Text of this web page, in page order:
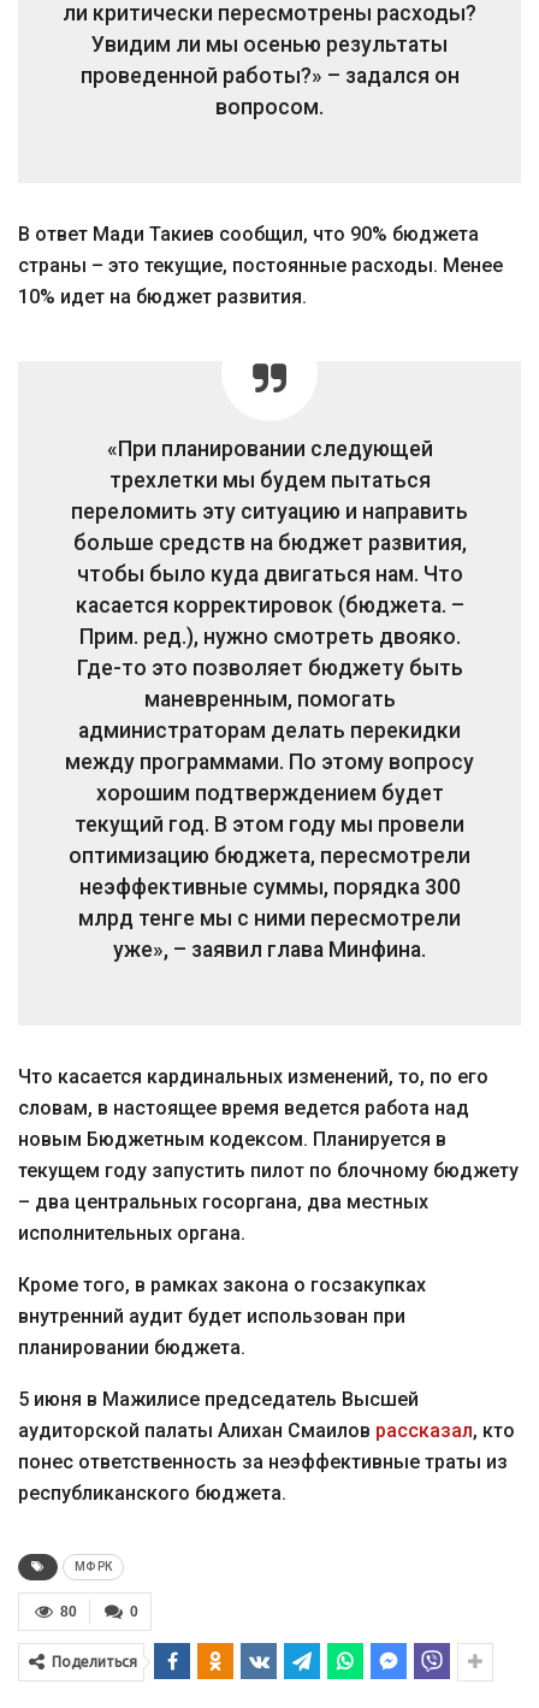
ли критически пересмотрены расходы?
Увидим ли мы осенью результаты
проведенной работы?» – задался он
вопросом.
В ответ Мади Такиев сообщил, что 90% бюджета
страны – это текущие, постоянные расходы. Менее
10% идет на бюджет развития.
«При планировании следующей
трехлетки мы будем пытаться
переломить эту ситуацию и направить
больше средств на бюджет развития,
чтобы было куда двигаться нам. Что
касается корректировок (бюджета. –
Прим. ред.), нужно смотреть двояко.
Где-то это позволяет бюджету быть
маневренным, помогать
администраторам делать перекидки
между программами. По этому вопросу
хорошим подтверждением будет
текущий год. В этом году мы провели
оптимизацию бюджета, пересмотрели
неэффективные суммы, порядка 300
млрд тенге мы с ними пересмотрели
уже», – заявил глава Минфина.
Что касается кардинальных изменений, то, по его
словам, в настоящее время ведется работа над
новым Бюджетным кодексом. Планируется в
текущем году запустить пилот по блочному бюджету
– два центральных госоргана, два местных
исполнительных органа.
Кроме того, в рамках закона о госзакупках
внутренний аудит будет использован при
планировании бюджета.
5 июня в Мажилисе председатель Высшей
аудиторской палаты Алихан Смаилов рассказал, кто
понес ответственность за неэффективные траты из
республиканского бюджета.
МФ РК
0
80
Поделиться